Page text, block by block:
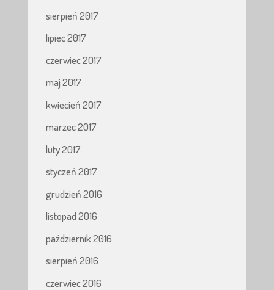
sierpień 2017
lipiec 2017
czerwiec 2017
maj 2017
kwiecień 2017
marzec 2017
luty 2017
styczeń 2017
grudzień 2016
listopad 2016
październik 2016
sierpień 2016
czerwiec 2016